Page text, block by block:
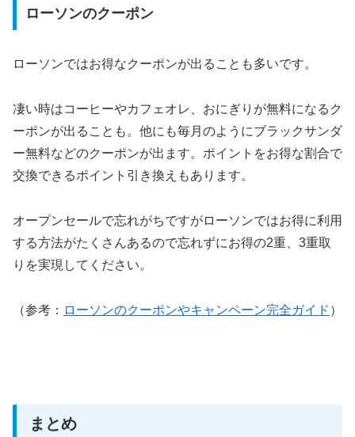
ローソンのクーポン
ローソンではお得なクーポンが出ることも多いです。
凄い時はコーヒーやカフェオレ、おにぎりが無料になるク
ーポンが出ることも。他にも毎月のようにブラックサンダ
ー無料などのクーポンが出ます。ポイントをお得な割合で
交換できるポイント引き換えもあります。
オープンセールで忘れがちですがローソンではお得に利用
する方法がたくさんあるので忘れずにお得の2重、3重取
りを実現してください。
（参考： ローソンのクーポンやキャンペーン完全ガイド ）
まとめ